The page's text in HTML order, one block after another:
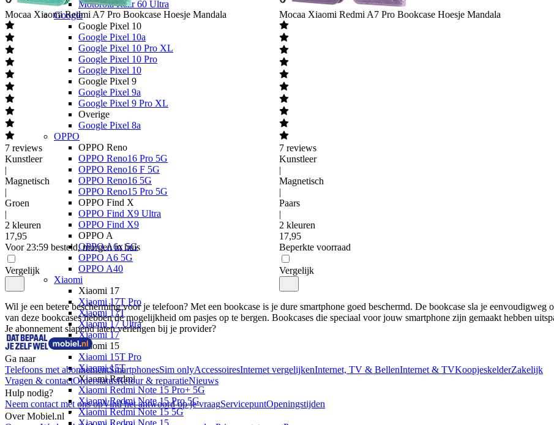
Motorola Razr 60 Ultra
Google
Google Pixel 10
Google Pixel 10a
Google Pixel 10 Pro XL
Google Pixel 10 Pro
Google Pixel 10
Google Pixel 9
Google Pixel 9a
Google Pixel 9 Pro XL
Overige
Google Pixel 8a
OPPO
OPPO Reno
OPPO Reno16 Pro 5G
OPPO Reno16 F 5G
OPPO Reno16 5G
OPPO Reno15 Pro 5G
OPPO Find X
OPPO Find X9 Ultra
OPPO Find X9
OPPO A
OPPO A6x 5G
OPPO A6 5G
OPPO A40
Xiaomi
Xiaomi 17
Xiaomi 17T Pro
Xiaomi 17T
Xiaomi 17 Ultra
Xiaomi 17
Xiaomi 15
Xiaomi 15T Pro
Xiaomi 15T
Xiaomi Redmi
Xiaomi Redmi Note 15 Pro+ 5G
Xiaomi Redmi Note 15 Pro 5G
Xiaomi Redmi Note 15 5G
Xiaomi Redmi Note 15
Mocaa Xiaomi Redmi A7 Pro Bookcase Hoesje Mandala
7 reviews
Kunstleer
|
Magnetisch
|
Groen
|
2 kleuren
17,95
Voor 23:59 besteld, morgen in huis
Vergelijk
Mocaa Xiaomi Redmi A7 Pro Bookcase Hoesje Mandala
7 reviews
Kunstleer
|
Magnetisch
|
Paars
|
2 kleuren
17,95
Beperkte voorraad
Vergelijk
Wil je een betere bescherming voor je telefoon? Met een bookcase is je dure smartphone goed beschermd. De bookcase sla je
van deze bookcases hebben de mogelijkheid om pasjes op te bergen. Bookcases die speciaal voor jouw smartphone zijn gemaakt hebben
Je abonnement slapend laten verlengen bij je provider?
Ga naar
Telefoons met abonnementSmartphonesSim onlyAccessoiresInternet vergelijkenInternet, TV & BellenInternet & TVKoopjeskelderZakelijk
Vragen & contactOrderstatusRetour & reparatieNieuws
Hulp nodig?
Neem contact met ons opVind het antwoord op je vraagServicepuntOpeningstijden
Over Mobiel.nl